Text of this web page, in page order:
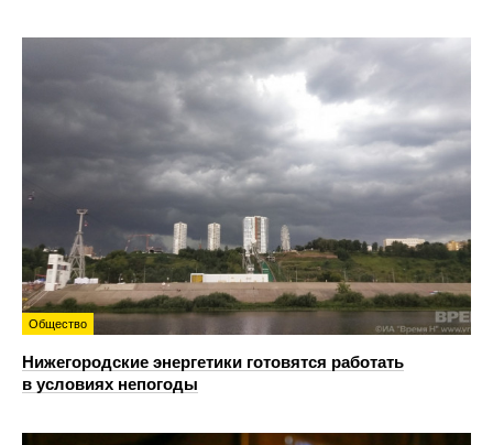
Общество
Нижегородские энергетики готовятся работать
в условиях непогоды